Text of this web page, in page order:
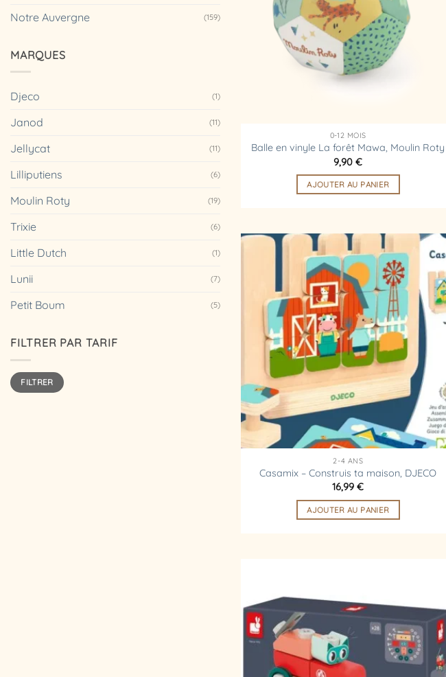
Notre Auvergne (159)
MARQUES
Djeco (1)
Janod (11)
Jellycat (11)
Lilliputiens (6)
Moulin Roty (19)
Trixie (6)
Little Dutch (1)
Lunii (7)
Petit Boum (5)
FILTRER PAR TARIF
Prix
min
Prix
maxFILTRER
0-12 MOIS
Balle en vinyle La forêt Mawa, Moulin Roty
9,90€
AJOUTER AU PANIER
Ajouter
à la
liste
d’envies
2-4 ANS
Casamix – Construis ta maison, DJECO
16,99€
AJOUTER AU PANIER
à la
d’envies